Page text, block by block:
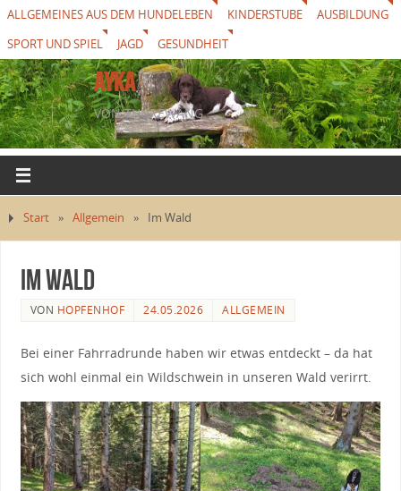
ALLGEMEINES AUS DEM HUNDELEBEN KINDERSTUBE
AUSBILDUNG
SPORT UND SPIEL
JAGD GESUNDHEIT
AYKA
VON THUREWANG
Start » Allgemein » Im Wald
Im Wald
VON HOPFENHOF 24.05.2026 ALLGEMEIN
Bei einer Fahrradrunde haben wir etwas entdeckt – da hat
sich wohl einmal ein Wildschwein in unseren Wald verirrt.